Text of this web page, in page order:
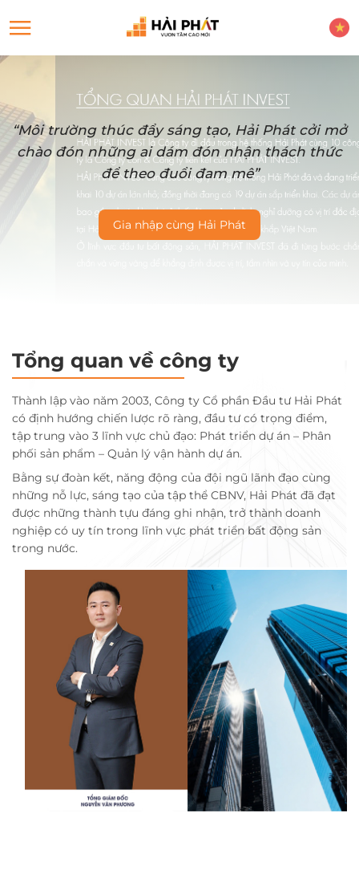
“Môi trường thúc đẩy sáng tạo, Hải Phát cởi mở
chào đón những ai dám đón nhận thách thức
để theo đuổi đam mê”
Gia nhập cùng Hải Phát
Tổng quan về công ty
Thành lập vào năm 2003, Công ty Cổ phần Đầu tư Hải Phát
có định hướng chiến lược rõ ràng, đầu tư có trọng điểm,
tập trung vào 3 lĩnh vực chủ đạo: Phát triển dự án – Phân
phối sản phẩm – Quản lý vận hành dự án.
Bằng sự đoàn kết, năng động của đội ngũ lãnh đạo cùng
những nỗ lực, sáng tạo của tập thể CBNV, Hải Phát đã đạt
được những thành tựu đáng ghi nhận, trở thành doanh
nghiệp có uy tín trong lĩnh vực phát triển bất động sản
trong nước.